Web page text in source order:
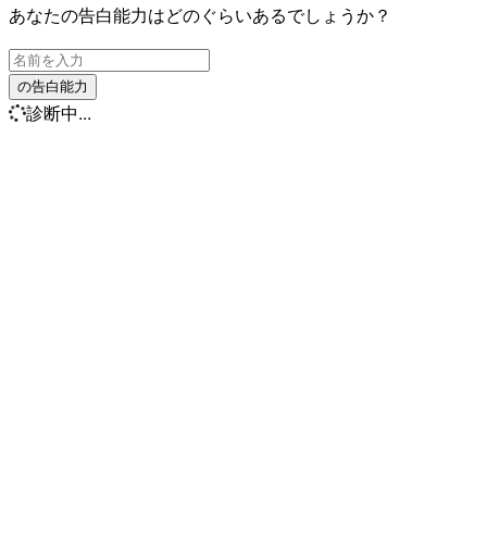
あなたの告白能力はどのぐらいあるでしょうか？
の告白能力
診断中...